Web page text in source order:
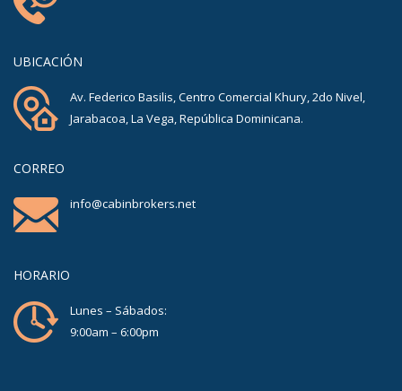
UBICACIÓN
Av. Federico Basilis, Centro Comercial Khury, 2do Nivel,
Jarabacoa, La Vega, República Dominicana.
CORREO
info@cabinbrokers.net
HORARIO
Lunes – Sábados:
9:00am – 6:00pm